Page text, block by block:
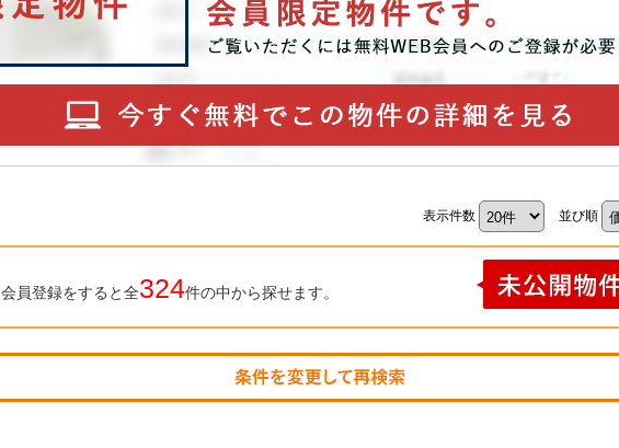
表示件数 並び順
会員登録をすると全324件の中から探せます。